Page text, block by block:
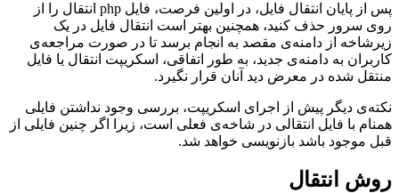
پس از پایان انتقال فایل، در اولین فرصت، فایل php انتقال را از
روی سرور حذف کنید، همچنین بهتر است انتقال فایل در یک
زیرشاخه از دامنه‌ی مقصد به انجام برسد تا در صورت مراجعه‌ی
کاربران به دامنه‌ی جدید، به طور اتفاقی، اسکریپت انتقال یا فایل
منتقل شده در معرض دید آنان قرار نگیرد.
نکته‌ی دیگر پیش از اجرای اسکریپت، بررسی وجود نداشتن فایلی
همنام با فایل انتقالی در شاخه‌ی فعلی است، زیرا اگر چنین فایلی از
قبل موجود باشد بازنویسی خواهد شد.
روش انتقال